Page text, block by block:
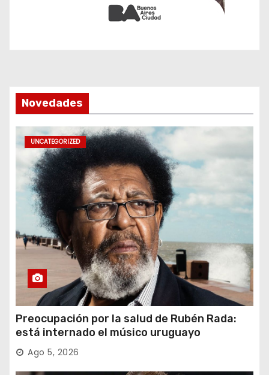
Novedades
UNCATEGORIZED
Preocupación por la salud de Rubén Rada:
está internado el músico uruguayo
Ago 5, 2026